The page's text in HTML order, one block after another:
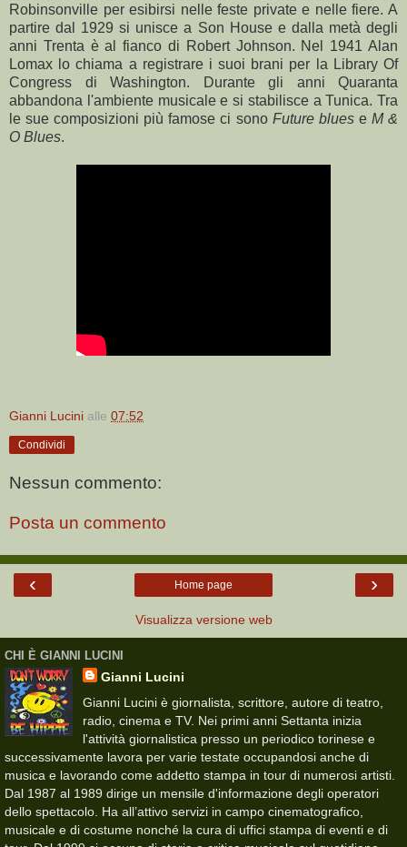
Robinsonville per esibirsi nelle feste private e nelle fiere. A
partire dal 1929 si unisce a Son House e dalla metà degli
anni Trenta è al fianco di Robert Johnson. Nel 1941 Alan
Lomax lo chiama a registrare i suoi brani per la Library Of
Congress di Washington. Durante gli anni Quaranta
abbandona l'ambiente musicale e si stabilisce a Tunica. Tra
le sue composizioni più famose ci sono Future bluese M &
O Blues.
Gianni Lucini alle 07:52
Condividi
Nessun commento:
Posta un commento
‹ ›
Home page
Visualizza versione web
CHI È GIANNI LUCINI
Gianni Lucini
Gianni Lucini è giornalista, scrittore, autore di teatro,
radio, cinema e TV. Nei primi anni Settanta inizia
l'attività giornalistica presso un periodico torinese e
successivamente lavora per varie testate occupandosi anche di
musica e lavorando come addetto stampa in tour di numerosi artisti.
Dal 1987 al 1989 dirige un mensile d'informazione degli operatori
dello spettacolo. Ha all’attivo servizi in campo cinematografico,
musicale e di costume nonché la cura di uffici stampa di eventi e di